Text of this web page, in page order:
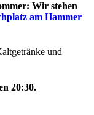
Wir stehen
am Hammer
und
20:30.